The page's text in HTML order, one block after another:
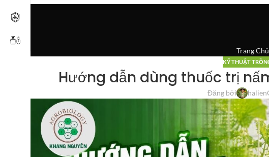
Trang Chủ
KỸ THUẬT
Hướng dẫn dùng thuốc trị
Đăng bởi halien